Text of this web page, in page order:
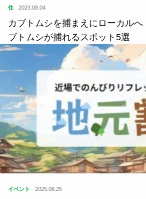
住 2023.08.04
カブトムシを捕まえにローカルへ
ブトムシが捕れるスポット5選
イベント 2025.08.25